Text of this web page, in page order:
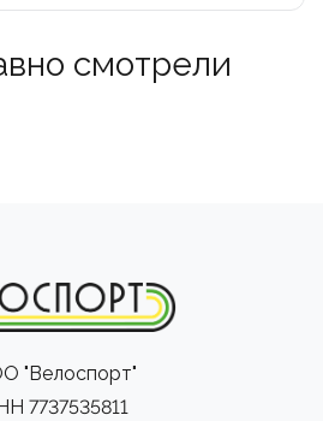
смотрели
"Велоспорт"
7737535811